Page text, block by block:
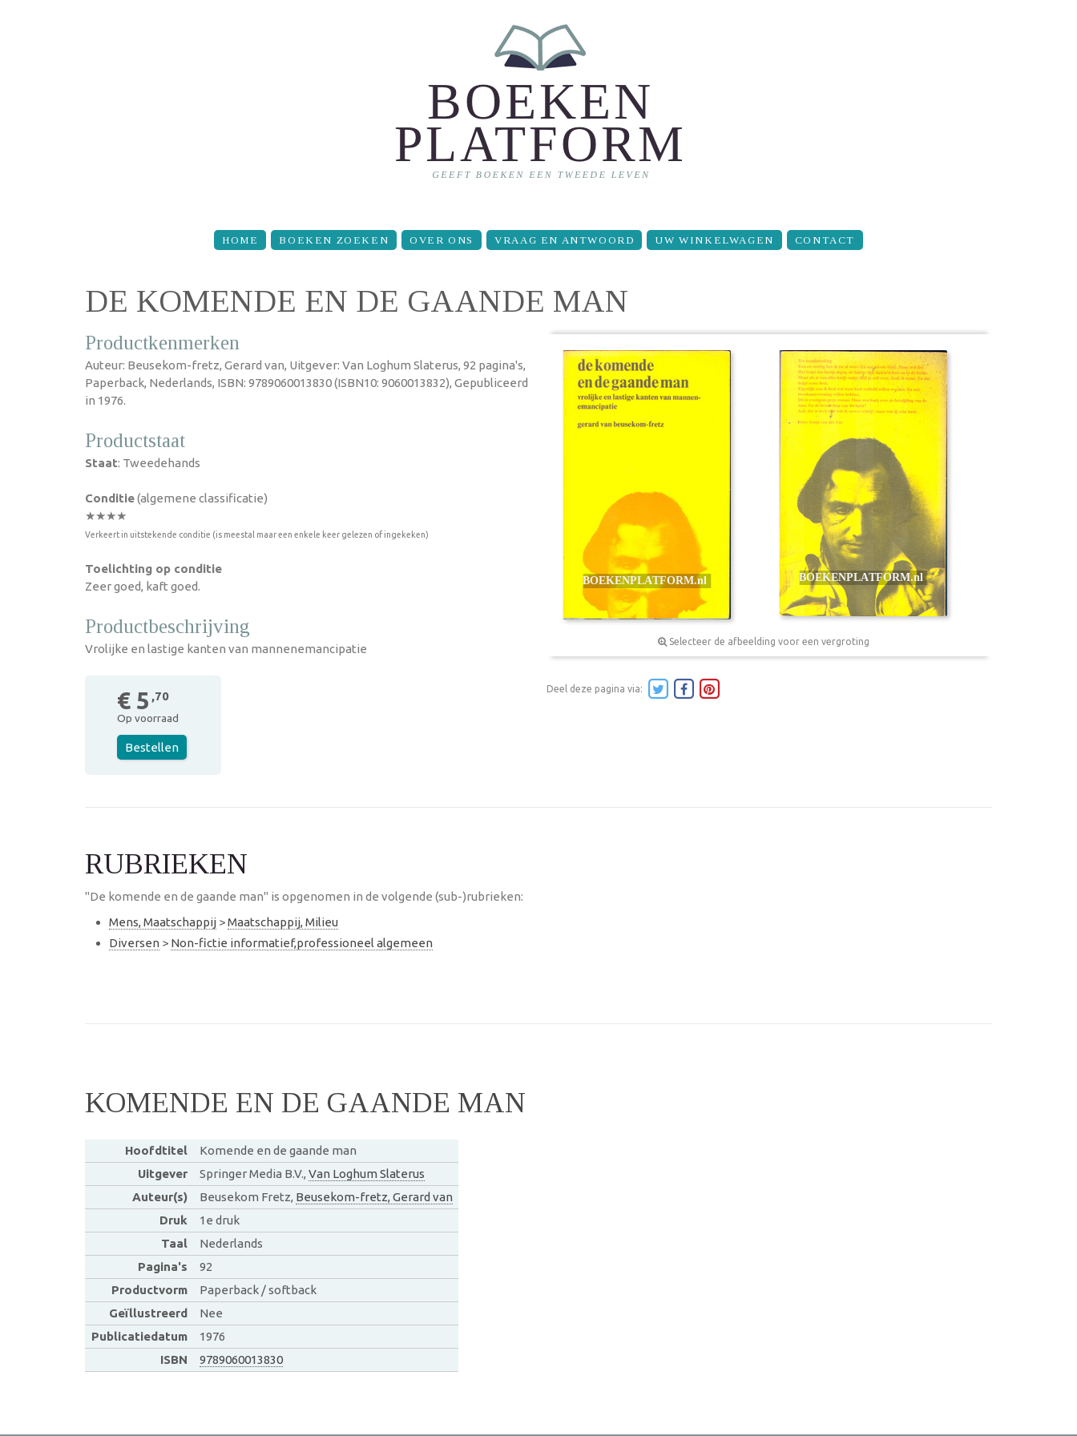
HOME BOEKEN ZOEKEN OVER ONS VRAAG EN ANTWOORD UW WINKELWAGEN CONTACT
DE KOMENDE EN DE GAANDE MAN
Productkenmerken
Auteur: Beusekom-fretz, Gerard van, Uitgever: Van Loghum Slaterus, 92 pagina's,
Paperback, Nederlands, ISBN: 9789060013830 (ISBN10: 9060013832), Gepubliceerd
in 1976.
Productstaat
Staat: Tweedehands
Conditie(algemene classificatie)
★★★★
Verkeert in uitstekende conditie (is meestal maar een enkele keer gelezen of ingekeken)
Toelichting op conditie
Zeer goed, kaft goed.
Productbeschrijving
Vrolijke en lastige kanten van mannenemancipatie
€ 5 ,70
Op voorraad
Bestellen
Selecteer de afbeelding voor een vergroting
Deel deze pagina via:
RUBRIEKEN
"De komende en de gaande man" is opgenomen in de volgende (sub-)rubrieken:
Mens, Maatschappij >Maatschappij, Milieu
Diversen > Non-fictie informatief,professioneel algemeen
KOMENDE EN DE GAANDE MAN
Hoofdtitel
Komende en de gaande man
Uitgever
Springer Media B.V., Van Loghum Slaterus
Auteur(s)
Beusekom Fretz, Beusekom-fretz, Gerard van
Druk
1e druk
Taal
Nederlands
Pagina's
92
Productvorm
Paperback / softback
Geïllustreerd
Nee
Publicatiedatum
1976
ISBN
9789060013830